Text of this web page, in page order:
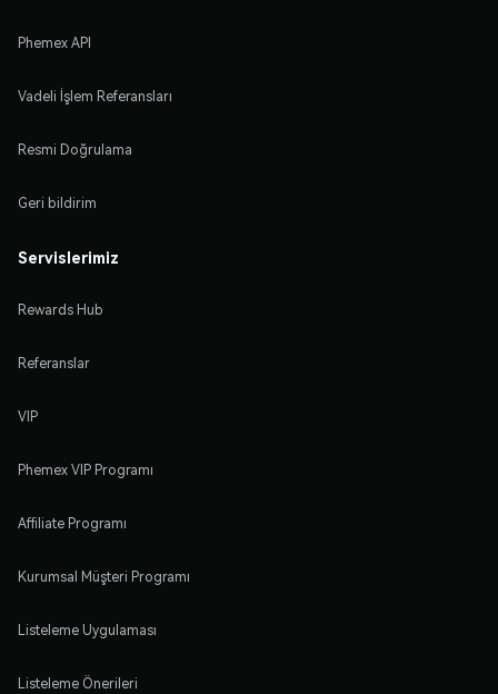
Phemex API
Vadeli İşlem Referansları
Resmi Doğrulama
Geri bildirim
Servislerimiz
Rewards Hub
Referanslar
VIP
Phemex VIP Programı
Affiliate Programı
Kurumsal Müşteri Programı
Listeleme Uygulaması
Listeleme Önerileri